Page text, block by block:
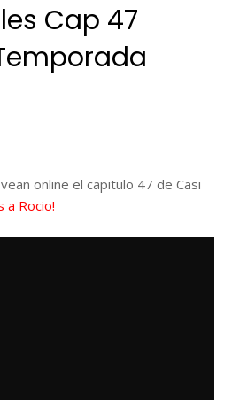
Cap 47
online el capitulo 47 de Casi
a Rocio!